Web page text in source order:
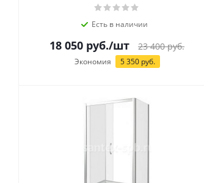
Есть в наличии
18 050 руб./шт 23 400руб.
Экономия 5 350руб.